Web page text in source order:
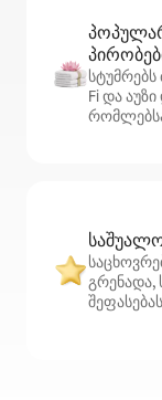
Fi და
გრენადა,